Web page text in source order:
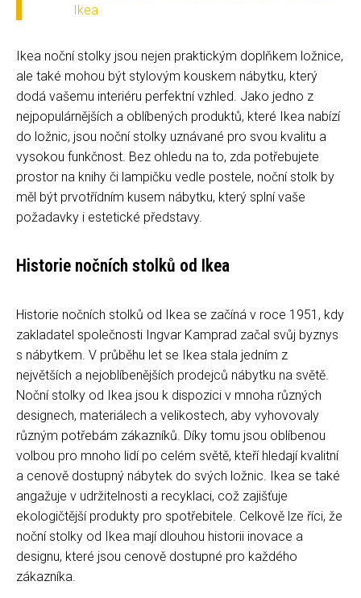
Ikea
Ikea noční stolky jsou nejen praktickým doplňkem ložnice,
ale také mohou být stylovým kouskem nábytku, který
dodá vašemu interiéru perfektní vzhled. Jako jedno z
nejpopulárnějších a oblíbených produktů, které Ikea nabízí
do ložnic, jsou noční stolky uznávané pro svou kvalitu a
vysokou funkčnost. Bez ohledu na to, zda potřebujete
prostor na knihy či lampičku vedle postele, noční stolk by
měl být prvotřídním kusem nábytku, který splní vaše
požadavky i estetické představy.
Historie nočních stolků od Ikea
Historie nočních stolků od Ikea se začíná v roce 1951, kdy
zakladatel společnosti Ingvar Kamprad začal svůj byznys
s nábytkem. V průběhu let se Ikea stala jedním z
největších a nejoblíbenějších prodejců nábytku na světě.
Noční stolky od Ikea jsou k dispozici v mnoha různých
designech, materiálech a velikostech, aby vyhovovaly
různým potřebám zákazníků. Díky tomu jsou oblíbenou
volbou pro mnoho lidí po celém světě, kteří hledají kvalitní
a cenově dostupný nábytek do svých ložnic. Ikea se také
angažuje v udržitelnosti a recyklaci, což zajišťuje
ekologičtější produkty pro spotřebitele. Celkově lze říci, že
noční stolky od Ikea mají dlouhou historii inovace a
designu, které jsou cenově dostupné pro každého
zákazníka.